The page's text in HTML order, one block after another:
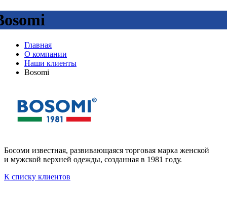
Главная
О компании
Наши клиенты
Bosomi
Босоми известная, развивающаяся торговая марка женской
и мужской верхней одежды, созданная в 1981 году.
К списку клиентов